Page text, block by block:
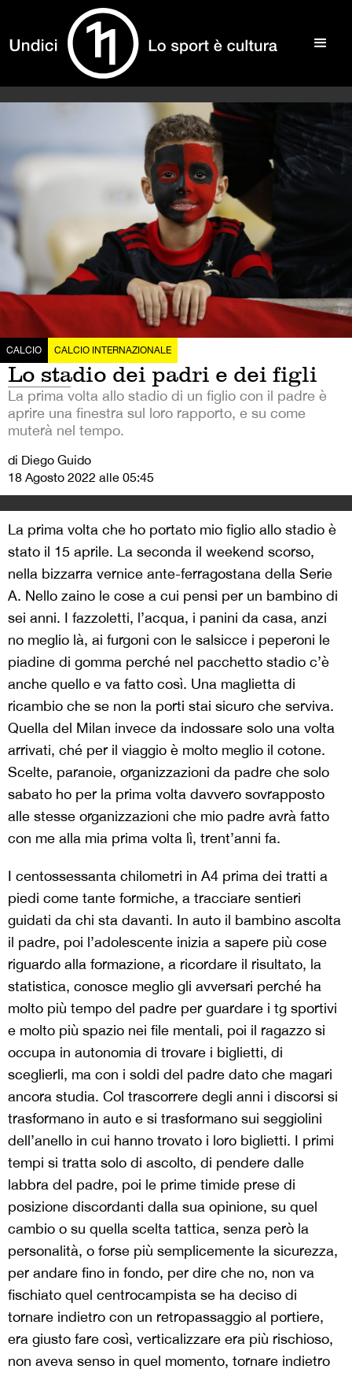
CALCIO CALCIO INTERNAZIONALE
Lo stadio dei padri e dei figli
La prima volta allo stadio di un figlio con il padre è
aprire una finestra sul loro rapporto, e su come
muterà nel tempo.
di Diego Guido
18 Agosto 2022 alle 05:45
La prima volta che ho portato mio figlio allo stadio è
stato il 15 aprile. La seconda il weekend scorso,
nella bizzarra vernice ante-ferragostana della Serie
A. Nello zaino le cose a cui pensi per un bambino di
sei anni. I fazzoletti, l’acqua, i panini da casa, anzi
no meglio là, ai furgoni con le salsicce i peperoni le
piadine di gomma perché nel pacchetto stadio c’è
anche quello e va fatto così. Una maglietta di
ricambio che se non la porti stai sicuro che serviva.
Quella del Milan invece da indossare solo una volta
arrivati, ché per il viaggio è molto meglio il cotone.
Scelte, paranoie, organizzazioni da padre che solo
sabato ho per la prima volta davvero sovrapposto
alle stesse organizzazioni che mio padre avrà fatto
con me alla mia prima volta lì, trent’anni fa.
I centossessanta chilometri in A4 prima dei tratti a
piedi come tante formiche, a tracciare sentieri
guidati da chi sta davanti. In auto il bambino ascolta
il padre, poi l’adolescente inizia a sapere più cose
riguardo alla formazione, a ricordare il risultato, la
statistica, conosce meglio gli avversari perché ha
molto più tempo del padre per guardare i tg sportivi
e molto più spazio nei file mentali, poi il ragazzo si
occupa in autonomia di trovare i biglietti, di
sceglierli, ma con i soldi del padre dato che magari
ancora studia. Col trascorrere degli anni i discorsi si
trasformano in auto e si trasformano sui seggiolini
dell’anello in cui hanno trovato i loro biglietti. I primi
tempi si tratta solo di ascolto, di pendere dalle
labbra del padre, poi le prime timide prese di
posizione discordanti dalla sua opinione, su quel
cambio o su quella scelta tattica, senza però la
personalità, o forse più semplicemente la sicurezza,
per andare fino in fondo, per dire che no, non va
fischiato quel centrocampista se ha deciso di
tornare indietro con un retropassaggio al portiere,
era giusto fare così, verticalizzare era più rischioso,
non aveva senso in quel momento, tornare indietro